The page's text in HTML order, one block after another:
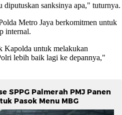
sanksinya apa," tuturnya.
Metro Jaya berkomitmen untuk
internal.
Kapolda untuk melakukan
lebih baik lagi ke depannya,"
SPPG Palmerah PMJ Panen
Pasok Menu MBG